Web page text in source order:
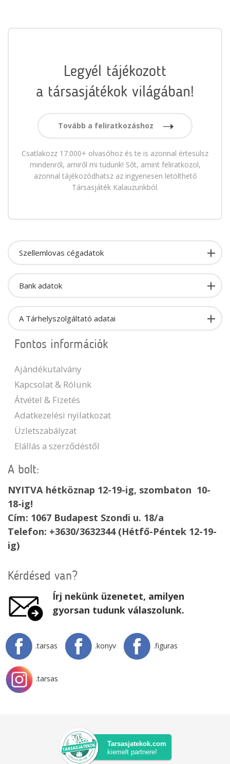
Legyél tájékozott
a társasjátékok világában!
Tovább a feliratkozáshoz
Csatlakozz 17.000+ olvasóhoz és te is azonnal értesülsz
mindenről, amiről mi tudunk! Sőt, amint feliratkozol,
azonnal tájékozódhatsz az ingyenesen letölthető
Társasjáték Kalauzunkból.
Szellemlovas cégadatok
Bank adatok
A Tárhelyszolgáltató adatai
Fontos információk
Ajándékutalvány
Kapcsolat & Rólunk
Átvétel & Fizetés
Adatkezelési nyilatkozat
Üzletszabályzat
Elállás a szerződéstől
A bolt:
NYITVA hétköznap 12-19-ig, szombaton 10-
18-ig!
Cím: 1067 Budapest Szondi u. 18/a
Telefon: +3630/3632344 (Hétfő-Péntek 12-19-
ig)
Kérdésed van?
Írj nekünk üzenetet, amilyen
gyorsan tudunk válaszolunk.
.tarsas .konyv .figuras
.tarsas
Tarsasjatekok.com
kiemelt partnere!